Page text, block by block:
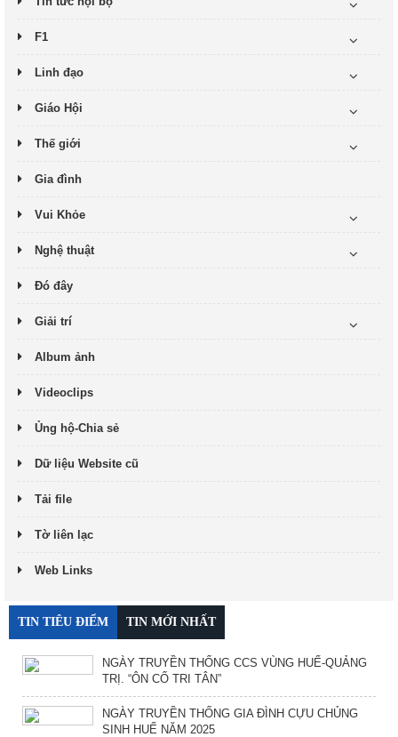
F1
Linh đạo
Giáo Hội
Thế giới
Gia đình
Vui Khỏe
Nghệ thuật
Đó đây
Giải trí
Album ảnh
Videoclips
Ủng hộ-Chia sẻ
Dữ liệu Website cũ
Tải file
Tờ liên lạc
Web Links
TIN TIÊU ĐIỂM TIN MỚI NHẤT
NGÀY TRUYỀN THỐNG CCS VÙNG HUẾ-QUẢNG
TRỊ. “ÔN CỐ TRI TÂN”
NGÀY TRUYỀN THỐNG GIA ĐÌNH CỰU CHỦNG
SINH HUẾ NĂM 2025